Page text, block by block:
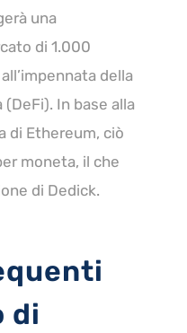
una
di 1.000
della
In base alla
di Ethereum, ciò
moneta, il che
di Dedick.
di